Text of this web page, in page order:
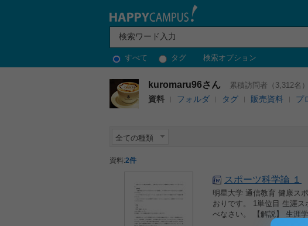
すべて タグ 検索オプション
kuromaru96さん 累積訪問者（3,312名）
資料 フォルダ タグ 販売資料 プ
全ての種類
資料:2件
スポーツ科学論 １
明星大学 通信教育 健康ス
おりです。 1単位目 生涯
べなさい。 【解説】 生涯